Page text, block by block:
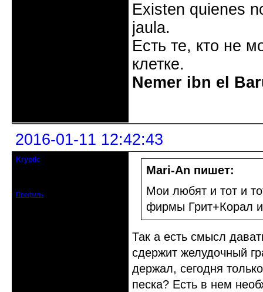
Existen quienes
jaula.
Есть те, кто не
клетке.
Nemer ibn el
2016-01-11 12:42:43
Kryptic
Профиль
Mari-An пишет:
Мои любят и тот и
фирмы Грит+Корал
Так а есть смысл
сдержит желудочный
держал, сегодня
песка? Есть в нем